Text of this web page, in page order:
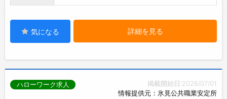
気になる 詳細を見る
掲載開始日:2026/07/01
情報提供元：氷見公共職業安定所
ハローワーク求人